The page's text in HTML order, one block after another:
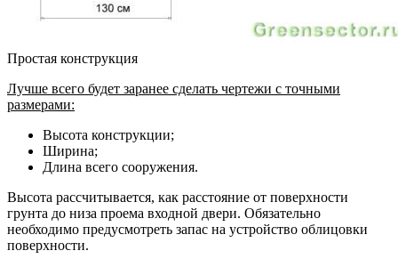
Простая конструкция
Лучше всего будет заранее сделать чертежи с точными
размерами:
Высота конструкции;
Ширина;
Длина всего сооружения.
Высота рассчитывается, как расстояние от поверхности
грунта до низа проема входной двери. Обязательно
необходимо предусмотреть запас на устройство облицовки
поверхности.